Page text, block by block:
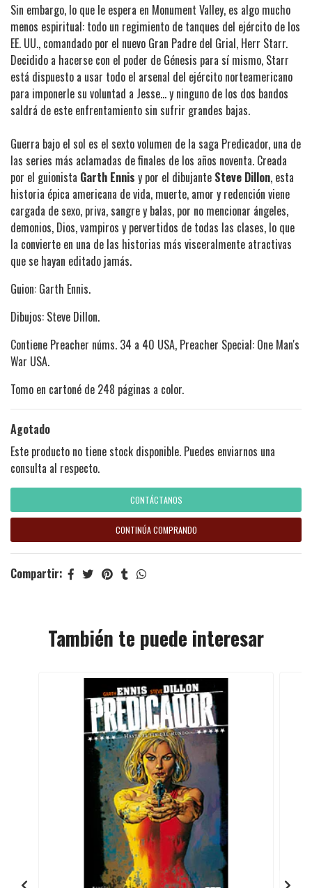
Sin embargo, lo que le espera en Monument Valley, es algo mucho
menos espiritual: todo un regimiento de tanques del ejército de los
EE. UU., comandado por el nuevo Gran Padre del Grial, Herr Starr.
Decidido a hacerse con el poder de Génesis para sí mismo, Starr
está dispuesto a usar todo el arsenal del ejército norteamericano
para imponerle su voluntad a Jesse... y ninguno de los dos bandos
saldrá de este enfrentamiento sin sufrir grandes bajas.
Guerra bajo el sol es el sexto volumen de la saga Predicador, una de
las series más aclamadas de finales de los años noventa. Creada
por el guionista Garth Ennis y por el dibujante Steve Dillon, esta
historia épica americana de vida, muerte, amor y redención viene
cargada de sexo, priva, sangre y balas, por no mencionar ángeles,
demonios, Dios, vampiros y pervertidos de todas las clases, lo que
la convierte en una de las historias más visceralmente atractivas
que se hayan editado jamás.
Guion: Garth Ennis.
Dibujos: Steve Dillon.
Contiene Preacher núms. 34 a 40 USA, Preacher Special: One Man's
War USA.
Tomo en cartoné de 248 páginas a color.
Agotado
Este producto no tiene stock disponible. Puedes enviarnos una
consulta al respecto.
CONTÁCTANOS
CONTINÚA COMPRANDO
Compartir:
También te puede interesar